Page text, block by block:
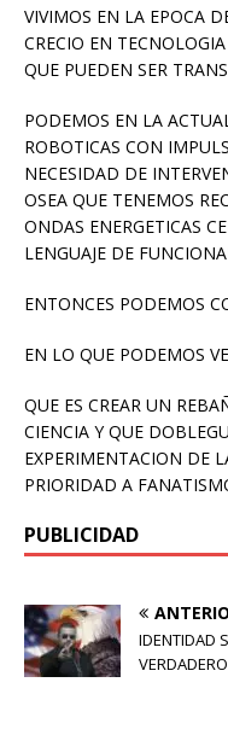
VIVIMOS EN LA EPOCA
CRECIO EN
QUE PUEDEN SER
PODEMOS EN LA
ROBOTICAS CON
NECESIDAD DE
OSEA QUE TENEMOS
ONDAS ENERGETICAS
LENGUAJE DE
ENTONCES PODEMOS
EN LO QUE PODEMOS
QUE ES CREAR UN
CIENCIA Y QUE
EXPERIMENTACION DE
PRIORIDAD A
PUBLICIDAD
IDENTIDAD